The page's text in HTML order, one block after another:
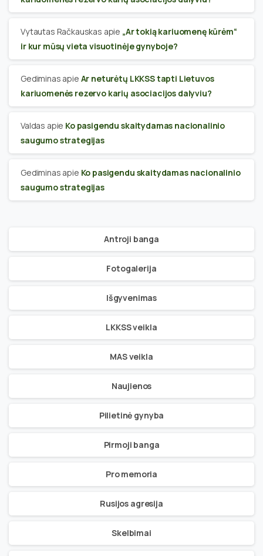
Vytautas Račkauskas apie „Ar tokią kariuomenę kūrėm“
ir kur mūsų vieta visuotinėje gynyboje?
Gediminas apie Ar neturėtų LKKSS tapti Lietuvos
kariuomenės rezervo karių asociacijos dalyviu?
Valdas apie Ko pasigendu skaitydamas nacionalinio
saugumo strategijas
Gediminas apie Ko pasigendu skaitydamas nacionalinio
saugumo strategijas
Antroji banga
Fotogalerija
Išgyvenimas
LKKSS veikla
MAS veikla
Naujienos
Pilietinė gynyba
Pirmoji banga
Pro memoria
Rusijos agresija
Skelbimai